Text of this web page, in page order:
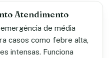
Atendimento
de média
casos como febre alta,
intensas. Funciona